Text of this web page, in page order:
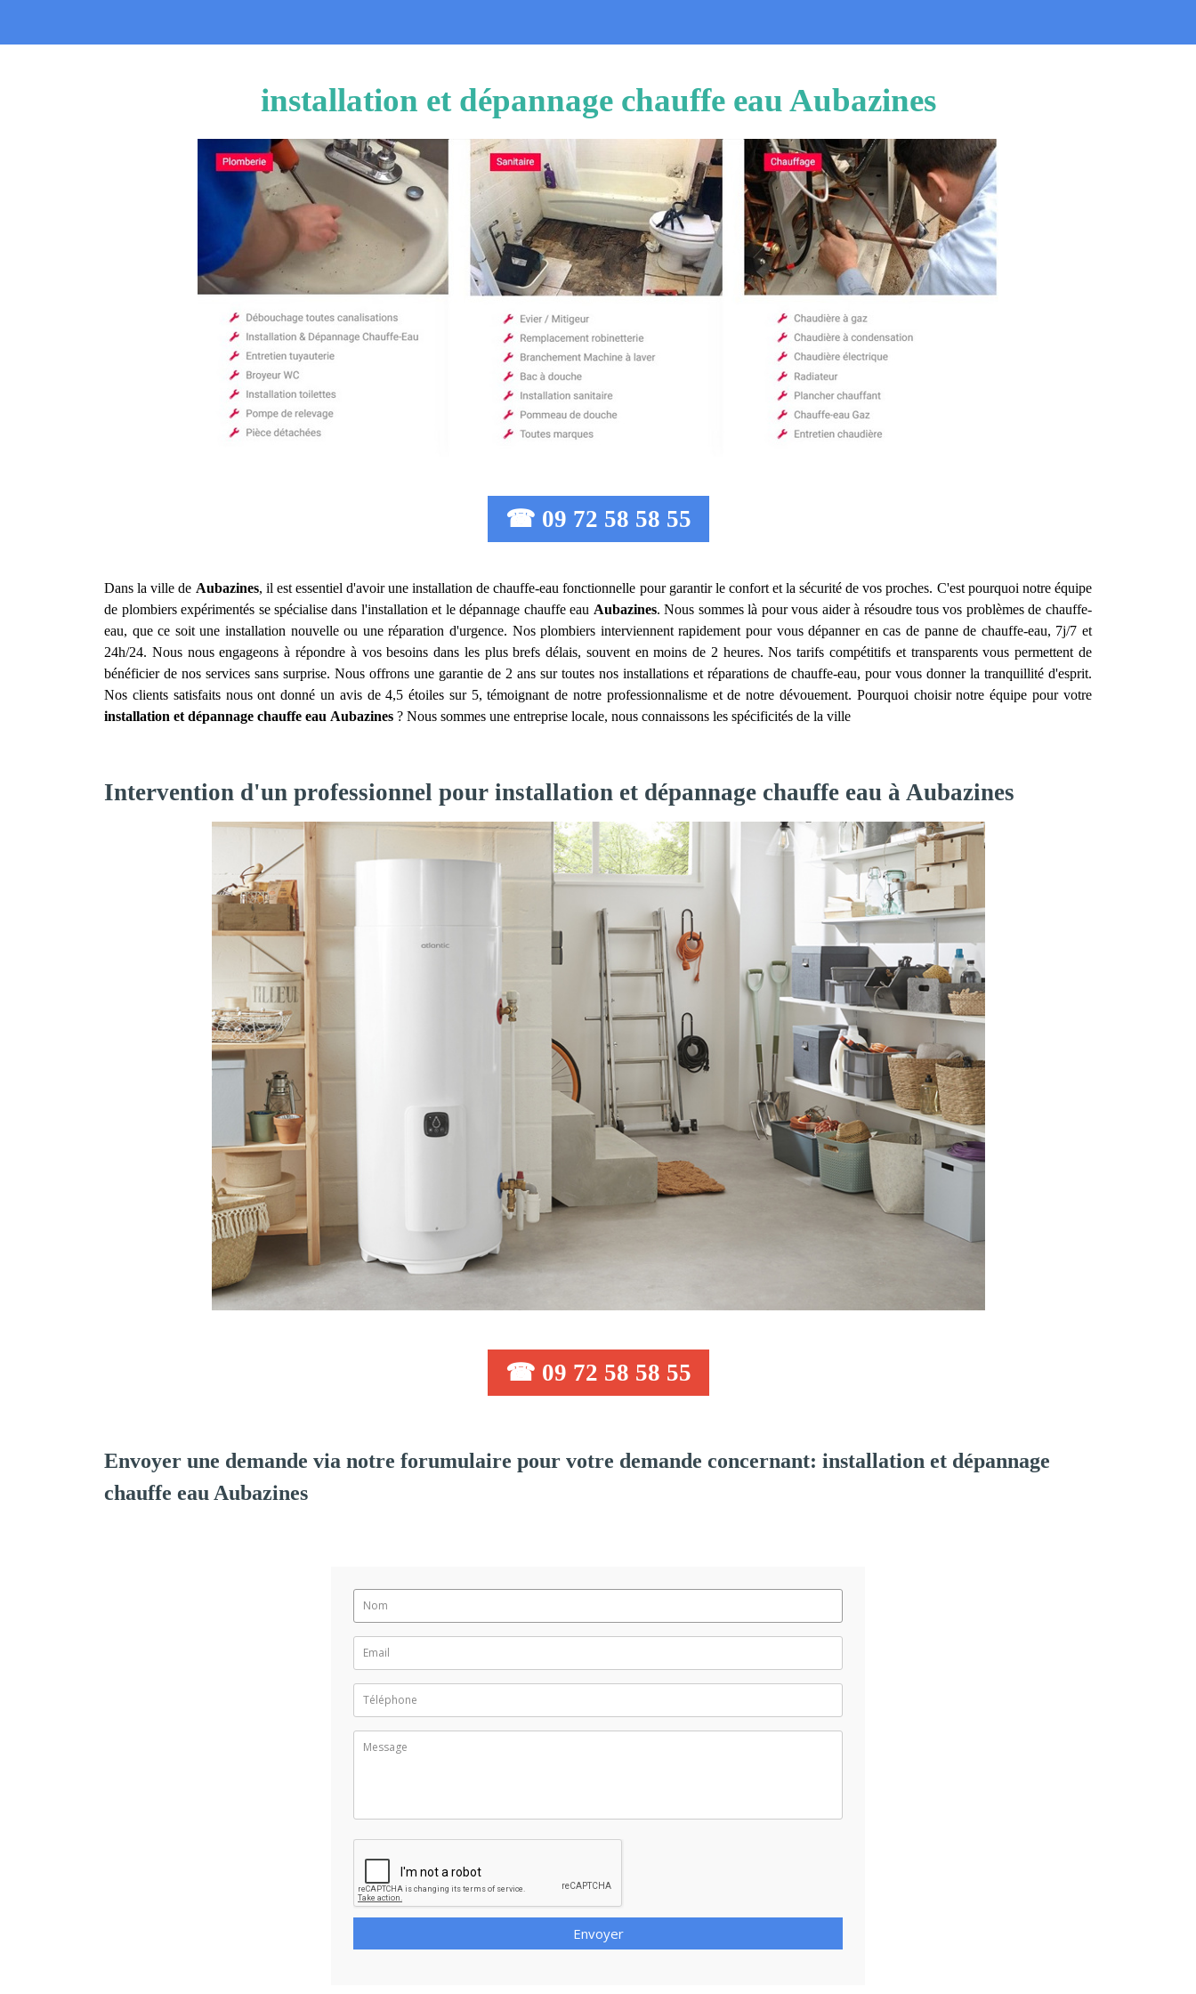
installation et dépannage chauffe eau Aubazines
☎ 09 72 58 58 55
Dans la ville de Aubazines, il est essentiel d'avoir une installation de chauffe-eau fonctionnelle pour garantir le confort et la sécurité de vos proches. C'est pourquoi notre équipe
de plombiers expérimentés se spécialise dans l'installation et le dépannage chauffe eau Aubazines. Nous sommes là pour vous aider à résoudre tous vos problèmes de chauffe-
eau, que ce soit une installation nouvelle ou une réparation d'urgence. Nos plombiers interviennent rapidement pour vous dépanner en cas de panne de chauffe-eau, 7j/7 et
24h/24. Nous nous engageons à répondre à vos besoins dans les plus brefs délais, souvent en moins de 2 heures. Nos tarifs compétitifs et transparents vous permettent de
bénéficier de nos services sans surprise. Nous offrons une garantie de 2 ans sur toutes nos installations et réparations de chauffe-eau, pour vous donner la tranquillité d'esprit.
Nos clients satisfaits nous ont donné un avis de 4,5 étoiles sur 5, témoignant de notre professionnalisme et de notre dévouement. Pourquoi choisir notre équipe pour votre
installation et dépannage chauffe eau Aubazines ? Nous sommes une entreprise locale, nous connaissons les spécificités de la ville
Intervention d'un professionnel pour installation et dépannage chauffe eau à Aubazines
☎ 09 72 58 58 55
Envoyer une demande via notre forumulaire pour votre demande concernant: installation et dépannage
chauffe eau Aubazines
Envoyer